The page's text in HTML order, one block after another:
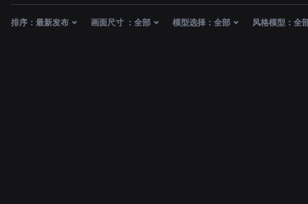
排序： 最新发布 画面尺寸 ： 全部 模型选择： 全部 风格模型： 全